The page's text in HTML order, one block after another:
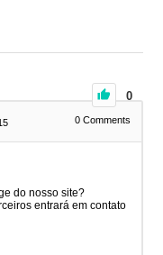
0
0Comments
do nosso site?
entrará em contato